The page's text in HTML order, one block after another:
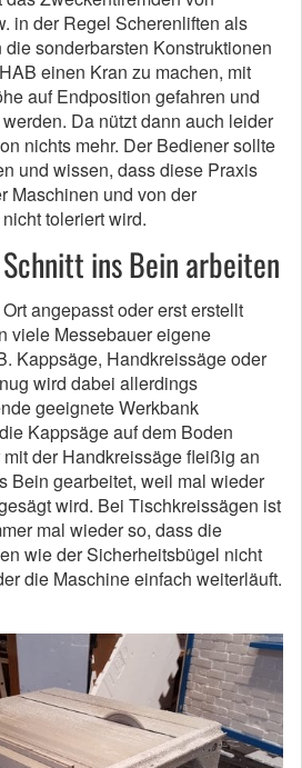
in der Regel Scherenliften als
sonderbarsten Konstruktionen
einen Kran zu machen, mit
auf Endposition gefahren und
Da nützt dann auch leider
nichts mehr. Der Bediener sollte
und wissen, dass diese Praxis
Maschinen und von der
toleriert wird.
ins Bein arbeiten
angepasst oder erst erstellt
viele Messebauer eigene
Kappsäge, Handkreissäge oder
wird dabei allerdings
geeignete Werkbank
Kappsäge auf dem Boden
der Handkreissäge fleißig an
Bein gearbeitet, weil mal wieder
wird. Bei Tischkreissägen ist
mal wieder so, dass die
wie der Sicherheitsbügel nicht
die Maschine einfach weiterläuft.